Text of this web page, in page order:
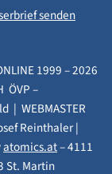
senden
1999 – 2026
ÖVP –
| WEBMASTER
Reinthaler |
atomics.at– 4111
St. Martin